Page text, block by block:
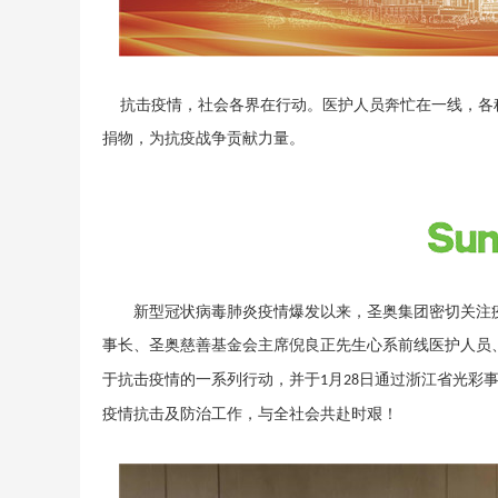
抗击疫情，社会各界在行动。医护人员奔忙在一线，
捐物，为抗疫战争贡献力量。
新型冠状病毒肺炎疫情爆发以来，圣奥集团密切关
事长、圣奥慈善基金会主席倪良正先生心系前线医护人
于抗击疫情的一系列行动，并于1 月 28 日通过浙江省光彩
疫情抗击及防治工作，与全社会共赴时艰！